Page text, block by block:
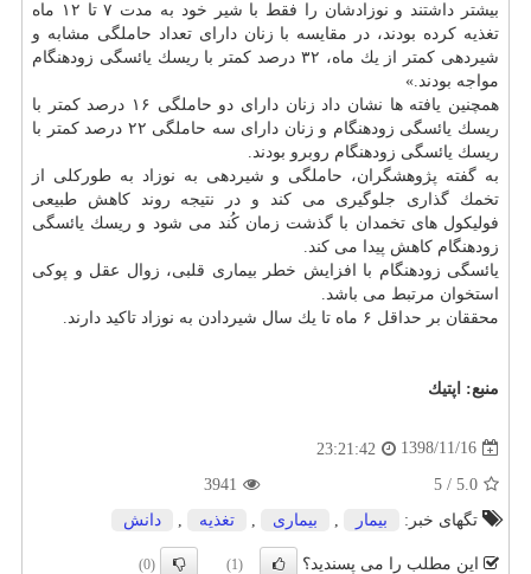
بیشتر داشتند و نوزادشان را فقط با شیر خود به مدت ۷ تا ۱۲ ماه
تغذیه كرده بودند، در مقایسه با زنان دارای تعداد حاملگی مشابه و
شیردهی كمتر از یك ماه، ۳۲ درصد كمتر با ریسك یائسگی زودهنگام
مواجه بودند.»
همچنین یافته ها نشان داد زنان دارای دو حاملگی ۱۶ درصد كمتر با
ریسك یائسگی زودهنگام و زنان دارای سه حاملگی ۲۲ درصد كمتر با
ریسك یائسگی زودهنگام روبرو بودند.
به گفته پژوهشگران، حاملگی و شیردهی به نوزاد به طوركلی از
تخمك گذاری جلوگیری می كند و در نتیجه روند كاهش طبیعی
فولیكول های تخمدان با گذشت زمان كُند می شود و ریسك یائسگی
زودهنگام كاهش پیدا می كند.
یائسگی زودهنگام با افزایش خطر بیماری قلبی، زوال عقل و پوكی
استخوان مرتبط می باشد.
محققان بر حداقل ۶ ماه تا یك سال شیردادن به نوزاد تاكید دارند.
منبع: اپتیك
1398/11/16
23:21:42
5.0
/
5
3941
تگهای خبر:
بیمار بیماری تغذیه دانش
این مطلب را می پسندید؟ (1)
(0)